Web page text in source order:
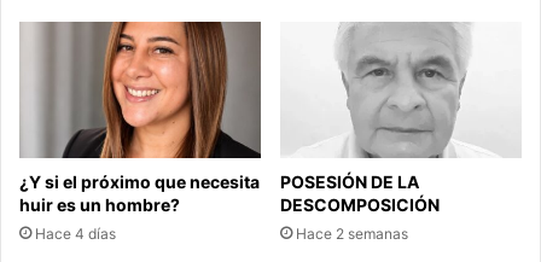
¿Y si el próximo que necesita
huir es un hombre?
Hace 4 días
POSESIÓN DE LA
DESCOMPOSICIÓN
Hace 2 semanas